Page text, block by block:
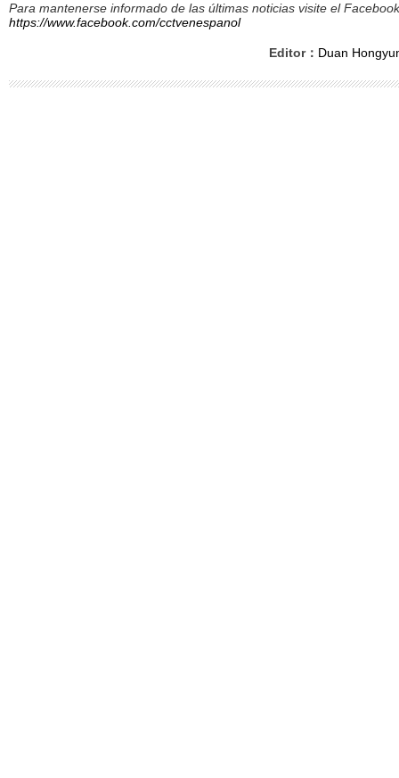
Para mantenerse informado de las últimas noticias visite el
https://www.facebook.com/cctvenespanol
Editor： Duan